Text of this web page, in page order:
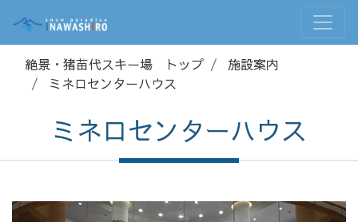
絶景・猪苗代スキー場 トップ
施設案内
ミネロセンターハウス
ミネロセンターハウス